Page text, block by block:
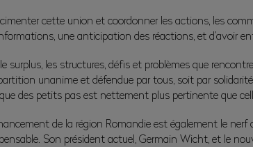
cette union et coordonner les actions, les
une anticipation des réactions, et d’avoir
surplus, les structures, défis et problèmes que
unanime et défendue par tous, soit par
des petits pas est nettement plus pertinente que
de la région Romandie est également le
Son président actuel, Germain Wicht, et le